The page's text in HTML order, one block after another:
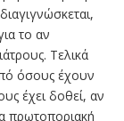
το αν
Τελικά
όσους έχουν
έχει δοθεί, αν
πρωτοποριακή